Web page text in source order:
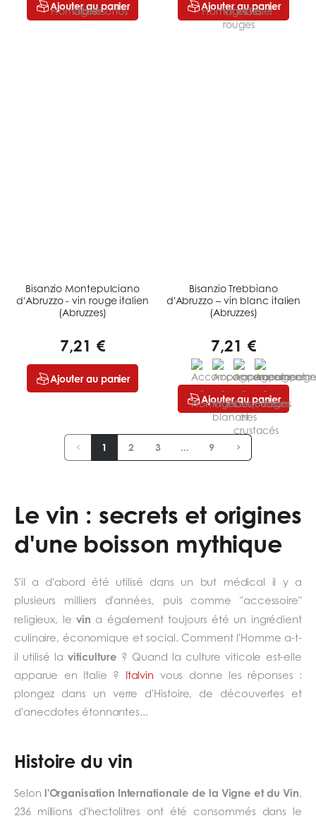
Ajouter au panier Ajouter au panier
Bisanzio Montepulciano
d'Abruzzo - vin rouge italien
(Abruzzes)
7,21 €
Ajouter au panier
Bisanzio Trebbiano
d'Abruzzo – vin blanc italien
(Abruzzes)
7,21 €
Ajouter au panier
1 2 3 ... 9
Le vin : secrets et origines
d'une boisson mythique
S'il a d'abord été utilisé dans un but médical il y a
plusieurs milliers d'années, puis comme "accessoire"
religieux, le vin a également toujours été un ingrédient
culinaire, économique et social. Comment l'Homme a-t-
il utilisé la viticulture ? Quand la culture viticole est-elle
apparue en Italie ? Italvin vous donne les réponses :
plongez dans un verre d'Histoire, de découvertes et
d'anecdotes étonnantes...
Histoire du vin
Selon l'Organisation Internationale de la Vigne et du Vin,
236 millions d'hectolitres ont été consommés dans le